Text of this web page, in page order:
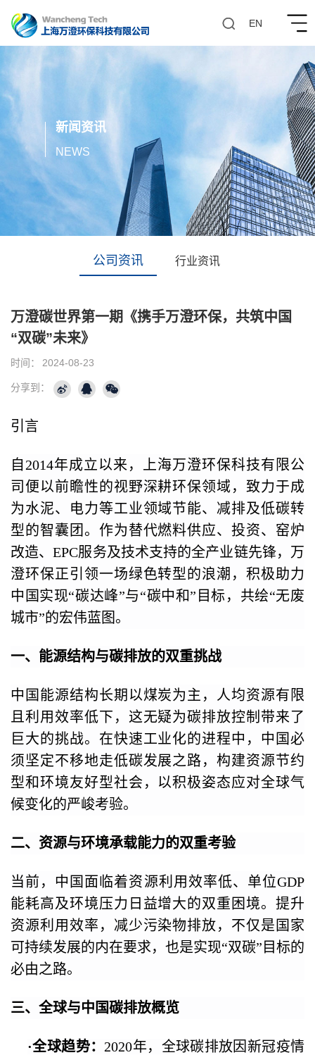
EN
新闻资讯
NEWS
公司资讯 行业资讯
万澄碳世界第一期《携手万澄环保，共筑中国
“双碳”未来》
时间： 2024-08-23
分享到：
引言
自2014年成立以来，上海万澄环保科技有限公
司便以前瞻性的视野深耕环保领域，致力于成
为水泥、电力等工业领域节能、减排及低碳转
型的智囊团。作为替代燃料供应、投资、窑炉
改造、EPC服务及技术支持的全产业链先锋，万
澄环保正引领一场绿色转型的浪潮，积极助力
中国实现“碳达峰”与“碳中和”目标，共绘“无废
城市”的宏伟蓝图。
一、能源结构与碳排放的双重挑战
中国能源结构长期以煤炭为主，人均资源有限
且利用效率低下，这无疑为碳排放控制带来了
巨大的挑战。在快速工业化的进程中，中国必
须坚定不移地走低碳发展之路，构建资源节约
型和环境友好型社会，以积极姿态应对全球气
候变化的严峻考验。
二、资源与环境承载能力的双重考验
当前，中国面临着资源利用效率低、单位GDP
能耗高及环境压力日益增大的双重困境。提升
资源利用效率，减少污染物排放，不仅是国家
可持续发展的内在要求，也是实现“双碳”目标的
必由之路。
三、全球与中国碳排放概览
·全球趋势： 2020年，全球碳排放因新冠疫情